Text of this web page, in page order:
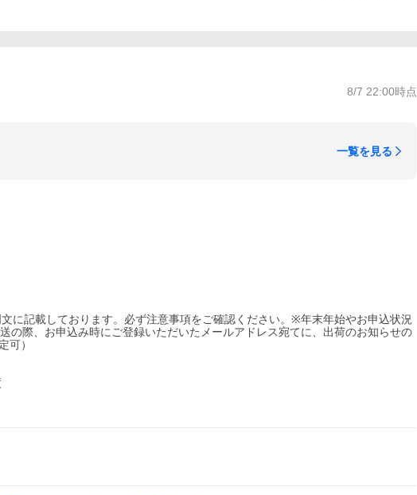
8/7 22:00時点
一覧を見る
記載しております。必ず注意事項をご確認ください。※年末年始やお申込状況
の際、お申込み時にご登録いただいたメールアドレス宛てに、出荷のお知らせの
可）